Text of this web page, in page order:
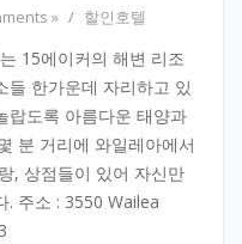
» / 할인호텔
15에이커의 해변 리조
들 한가운데 자리하고 있
랍도록 아름다운 태양과
분 거리에 와일레아에서
, 상점들이 있어 자신만
. 주소 : 3550 Wailea